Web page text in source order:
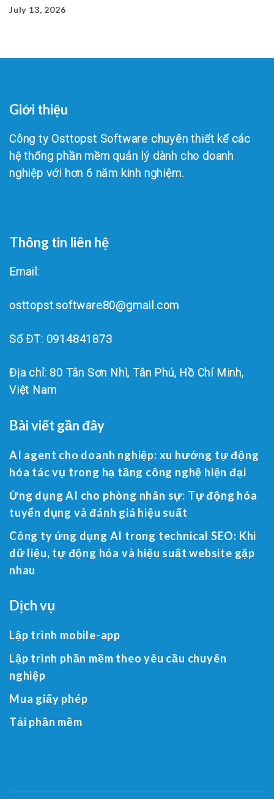
July 13, 2026
Giới thiệu
Công ty Osttopst Software chuyên thiết kế các
hệ thống phần mềm quản lý dành cho doanh
nghiệp với hơn 6 năm kinh nghiệm.
Thông tin liên hệ
Email:
osttopst.software80@gmail.com
Số ĐT: 0914841873
Địa chỉ: 80 Tân Sơn Nhì, Tân Phú, Hồ Chí Minh,
Việt Nam
Bài viết gần đây
AI agent cho doanh nghiệp: xu hướng tự động
hóa tác vụ trong hạ tầng công nghệ hiện đại
Ứng dụng AI cho phòng nhân sự: Tự động hóa
tuyển dụng và đánh giá hiệu suất
Công ty ứng dụng AI trong technical SEO: Khi
dữ liệu, tự động hóa và hiệu suất website gặp
nhau
Dịch vụ
Lập trình mobile-app
Lập trình phần mềm theo yêu cầu chuyên
nghiệp
Mua giấy phép
Tải phần mềm